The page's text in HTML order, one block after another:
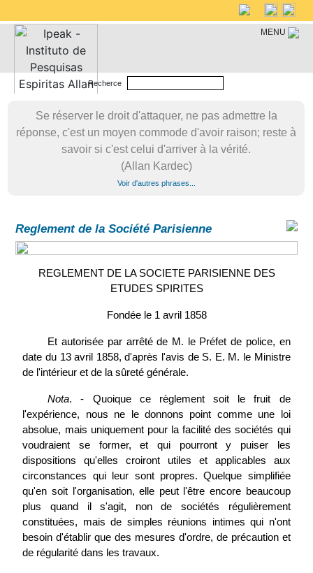
MENU
Recherce
Se réserver le droit d'attaquer, ne pas admettre la
réponse, c'est un moyen commode d'avoir raison; reste à
savoir si c'est celui d'arriver à la vérité.
(Allan Kardec)
Voir d'autres phrases...
Reglement de la Société Parisienne
REGLEMENT DE LA SOCIETE PARISIENNE DES
ETUDES SPIRITES
Fondée le 1 avril 1858
Et autorisée par arrêté de M. le Préfet de police, en
date du 13 avril 1858, d'après l'avis de S. E. M. le Ministre
de l'intérieur et de la sûreté générale.
Nota. - Quoique ce règlement soit le fruit de
l'expérience, nous ne le donnons point comme une loi
absolue, mais uniquement pour la facilité des sociétés qui
voudraient se former, et qui pourront y puiser les
dispositions qu'elles croiront utiles et applicables aux
circonstances qui leur sont propres. Quelque simplifiée
qu'en soit l'organisation, elle peut l'être encore beaucoup
plus quand il s'agit, non de sociétés régulièrement
constituées, mais de simples réunions intimes qui n'ont
besoin d'établir que des mesures d'ordre, de précaution et
de régularité dans les travaux.